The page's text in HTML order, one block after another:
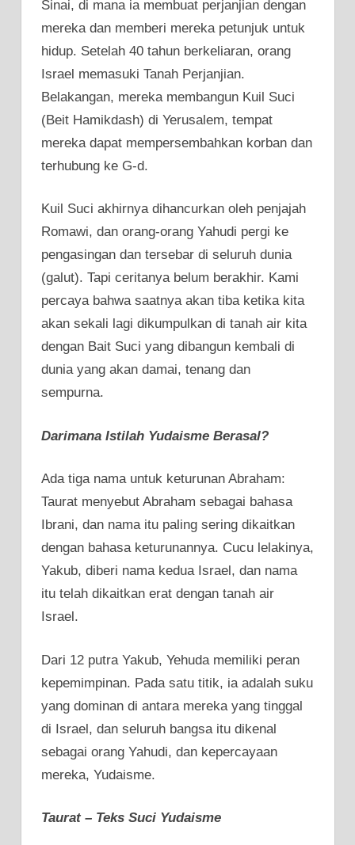
Sinai, di mana ia membuat perjanjian dengan
mereka dan memberi mereka petunjuk untuk
hidup. Setelah 40 tahun berkeliaran, orang
Israel memasuki Tanah Perjanjian.
Belakangan, mereka membangun Kuil Suci
(Beit Hamikdash) di Yerusalem, tempat
mereka dapat mempersembahkan korban dan
terhubung ke G-d.
Kuil Suci akhirnya dihancurkan oleh penjajah
Romawi, dan orang-orang Yahudi pergi ke
pengasingan dan tersebar di seluruh dunia
(galut). Tapi ceritanya belum berakhir. Kami
percaya bahwa saatnya akan tiba ketika kita
akan sekali lagi dikumpulkan di tanah air kita
dengan Bait Suci yang dibangun kembali di
dunia yang akan damai, tenang dan
sempurna.
Darimana Istilah Yudaisme Berasal?
Ada tiga nama untuk keturunan Abraham:
Taurat menyebut Abraham sebagai bahasa
Ibrani, dan nama itu paling sering dikaitkan
dengan bahasa keturunannya. Cucu lelakinya,
Yakub, diberi nama kedua Israel, dan nama
itu telah dikaitkan erat dengan tanah air
Israel.
Dari 12 putra Yakub, Yehuda memiliki peran
kepemimpinan. Pada satu titik, ia adalah suku
yang dominan di antara mereka yang tinggal
di Israel, dan seluruh bangsa itu dikenal
sebagai orang Yahudi, dan kepercayaan
mereka, Yudaisme.
Taurat – Teks Suci Yudaisme